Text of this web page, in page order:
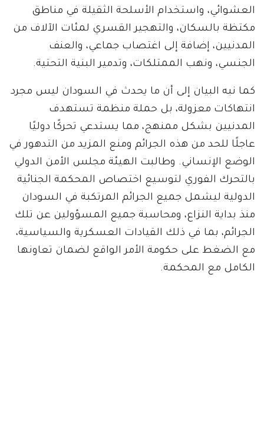
العشوائي، واستخدام الأسلحة الثقيلة في مناطق
مكتظة بالسكان، والتهجير القسري لمئات الآلاف من
المدنيين، إضافة إلى اغتصاب جماعي، والعنف
الجنسي، ونهب الممتلكات، وتدمير البنية التحتية.
كما نبه البيان إلى أن ما يحدث في السودان ليس مجرد
انتهاكات معزولة، بل حملة منظمة تستهدف
المدنيين بشكل ممنهج، مما يستدعي تحركًا دوليًا
عاجلًا للحد من هذه الجرائم ومنع المزيد من التدهور في
الوضع الإنساني. وطالبت الهيئة مجلس الأمن الدولي
بالتحرك الفوري لتوسيع اختصاص المحكمة الجنائية
الدولية ليشمل جميع الجرائم المرتكبة في السودان
منذ بداية النزاع، ومحاسبة جميع المسؤولين عن تلك
الجرائم، بما في ذلك القيادات العسكرية والسياسية،
مع الضغط على حكومة الأمر الواقع لضمان تعاونها
الكامل مع المحكمة.